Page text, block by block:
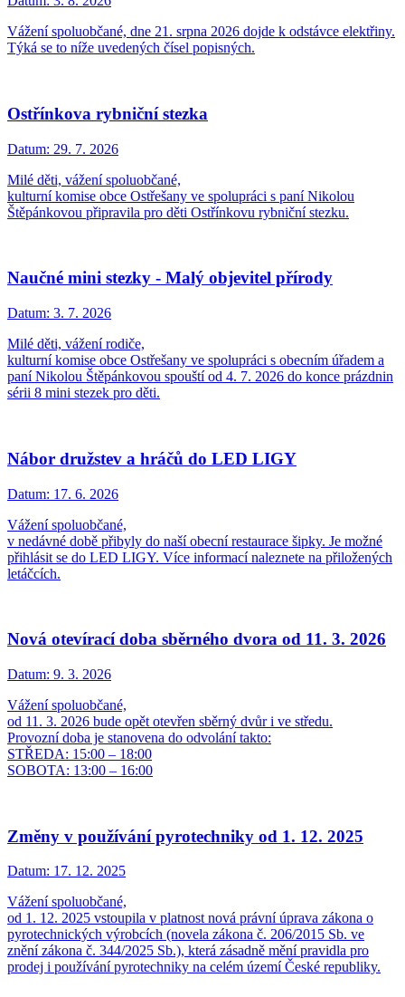
Vážení spoluobčané, dne 21. srpna 2026 dojde k odstávce elektřiny.
Týká se to níže uvedených čísel popisných.
Ostřínkova rybniční stezka
Datum: 29. 7. 2026
Milé děti, vážení spoluobčané,
kulturní komise obce Ostřešany ve spolupráci s paní Nikolou
Štěpánkovou připravila pro děti Ostřínkovu rybniční stezku.
Naučné mini stezky - Malý objevitel přírody
Datum: 3. 7. 2026
Milé děti, vážení rodiče,
kulturní komise obce Ostřešany ve spolupráci s obecním úřadem a
paní Nikolou Štěpánkovou spouští od 4. 7. 2026 do konce prázdnin
sérii 8 mini stezek pro děti.
Nábor družstev a hráčů do LED LIGY
Datum: 17. 6. 2026
Vážení spoluobčané,
v nedávné době přibyly do naší obecní restaurace šipky. Je možné
přihlásit se do LED LIGY. Více informací naleznete na přiložených
letáčcích.
Nová otevírací doba sběrného dvora od 11. 3. 2026
Datum: 9. 3. 2026
Vážení spoluobčané,
od 11. 3. 2026 bude opět otevřen sběrný dvůr i ve středu.
Provozní doba je stanovena do odvolání takto:
STŘEDA: 15:00 – 18:00
SOBOTA: 13:00 – 16:00
Změny v používání pyrotechniky od 1. 12. 2025
Datum: 17. 12. 2025
Vážení spoluobčané,
od 1. 12. 2025 vstoupila v platnost nová právní úprava zákona o
pyrotechnických výrobcích (novela zákona č. 206/2015 Sb. ve
znění zákona č. 344/2025 Sb.), která zásadně mění pravidla pro
prodej i používání pyrotechniky na celém území České republiky.